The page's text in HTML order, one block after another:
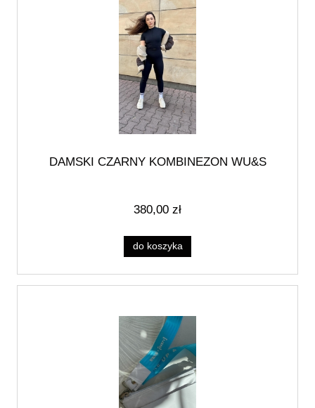
DAMSKI CZARNY KOMBINEZON WU&S
380,00 zł
do koszyka